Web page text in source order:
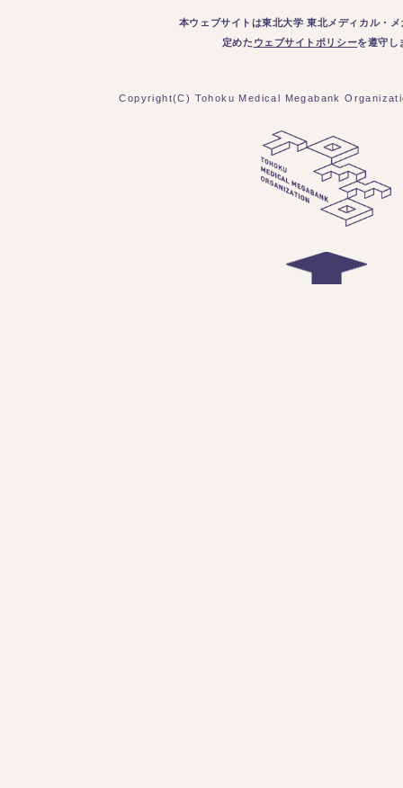
本ウェブサイトは東北大学 東北メディカル・
定めた ウェブサイトポリシーを遵守し
Copyright(C) Tohoku Medical Megabank